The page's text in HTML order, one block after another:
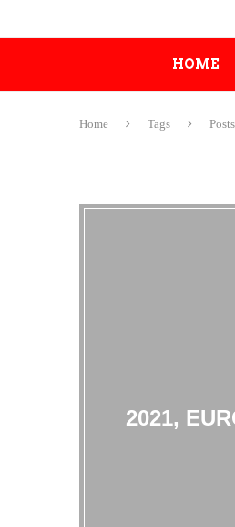
HOME
Home Tags
2021,